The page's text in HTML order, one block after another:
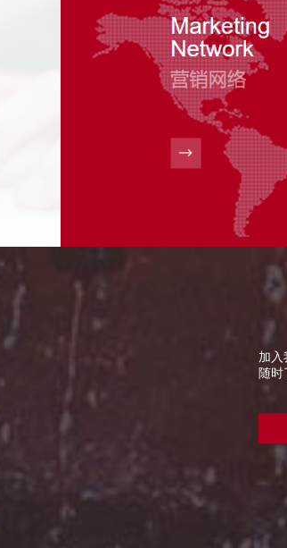
全球包装自动化机器人：到2031年收入规
电商物流爆发与制造业升级双轮驱动，包装自动化机
向2031年的529亿元。从亚马逊分拣中心到辉瑞制药
成本削减和98%的生鲜抓取成功率重塑包装效率。中
口可乐10分钟切换包装规格的案例，揭示了这个千亿
加入
随时